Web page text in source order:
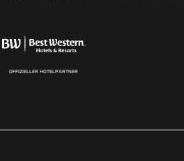
OFFIZIELLER HOTELPARTNER